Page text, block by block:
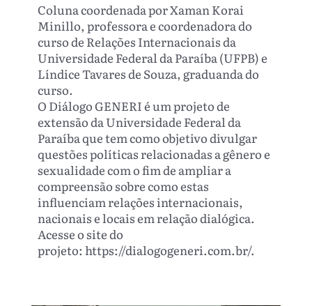
Coluna coordenada por Xaman Korai
Minillo, professora e coordenadora do
curso de Relações Internacionais da
Universidade Federal da Paraíba (UFPB) e
Líndice Tavares de Souza, graduanda do
curso.
O Diálogo GENERI é um projeto de
extensão da Universidade Federal da
Paraíba que tem como objetivo divulgar
questões políticas relacionadas a gênero e
sexualidade com o fim de ampliar a
compreensão sobre como estas
influenciam relações internacionais,
nacionais e locais em relação dialógica.
Acesse o site do
projeto: https://dialogogeneri.com.br/.